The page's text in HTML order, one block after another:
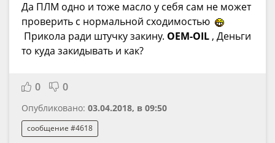
Да ПЛМ одно и тоже масло у себя сам не может
проверить с нормальной сходимостью
Прикола ради штучку закину. OEM-OIL , Деньги
то куда закидывать и как?
0 0
Опубликовано: 03.04.2018, в 09:50
сообщение #4618